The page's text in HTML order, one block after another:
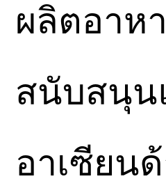
ผลิตอาห
สนับสนุน
อาเซียน